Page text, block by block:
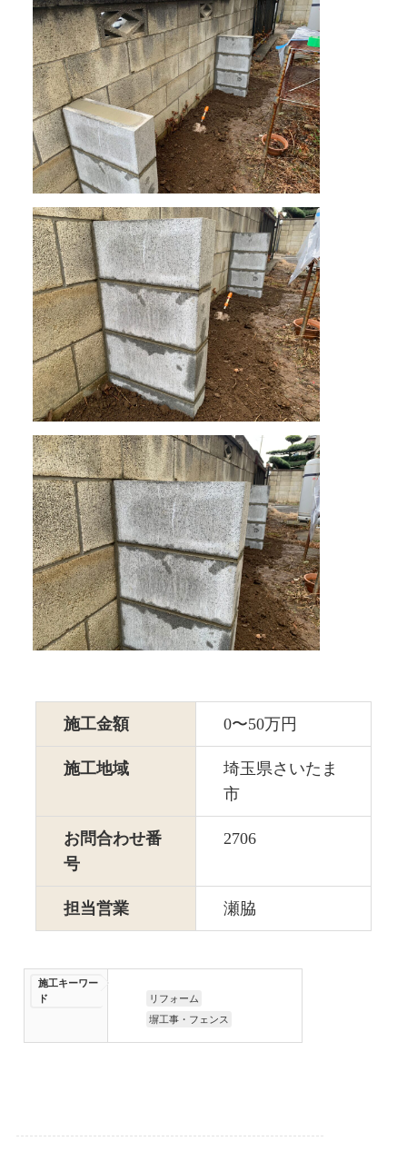
施工金額 0〜50万円
施工地域
埼玉県さいたま
市
お問合わせ番
号
2706
担当営業 瀬脇
施工キーワー
ド
リフォーム
塀工事・フェンス